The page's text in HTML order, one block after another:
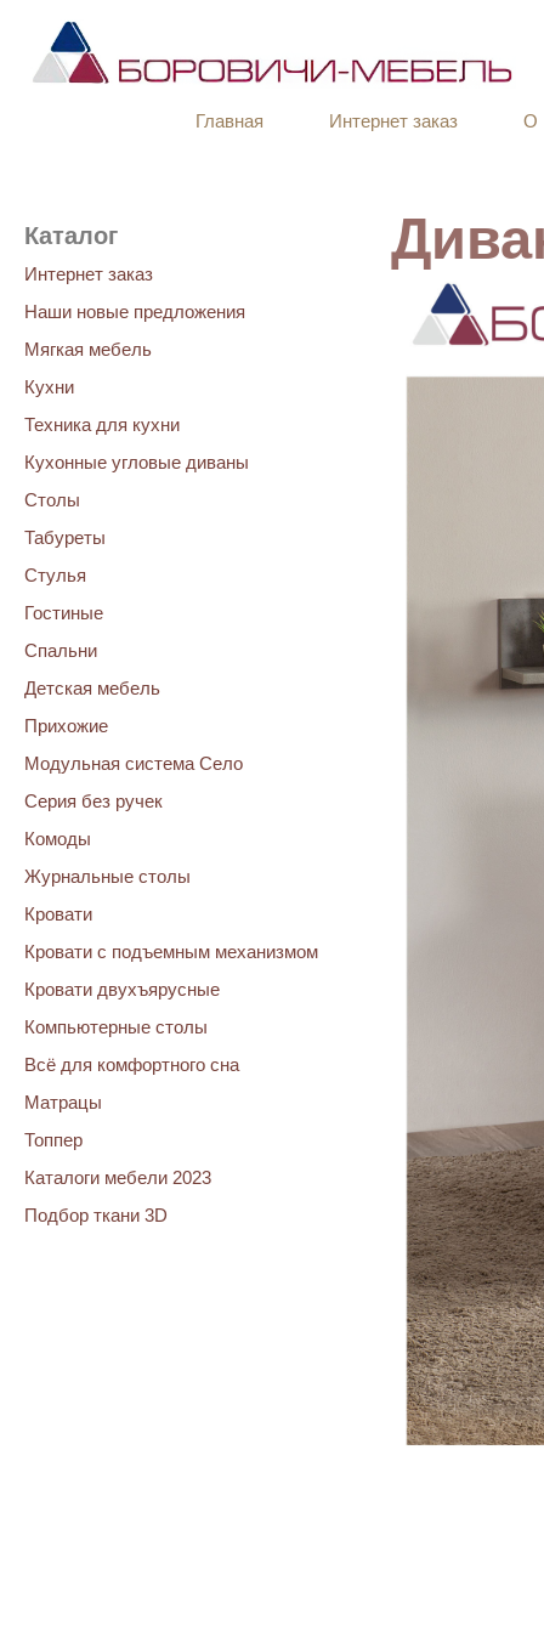
Главная Интернет заказ О
Каталог
Интернет заказ
Наши новые предложения
Мягкая мебель
Кухни
Техника для кухни
Кухонные угловые диваны
Столы
Табуреты
Стулья
Гостиные
Спальни
Детская мебель
Прихожие
Модульная система Село
Серия без ручек
Комоды
Журнальные столы
Кровати
Кровати с подъемным механизмом
Кровати двухъярусные
Компьютерные столы
Всё для комфортного сна
Матрацы
Топпер
Каталоги мебели 2023
Подбор ткани 3D